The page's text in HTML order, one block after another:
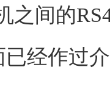
之间的
经作过